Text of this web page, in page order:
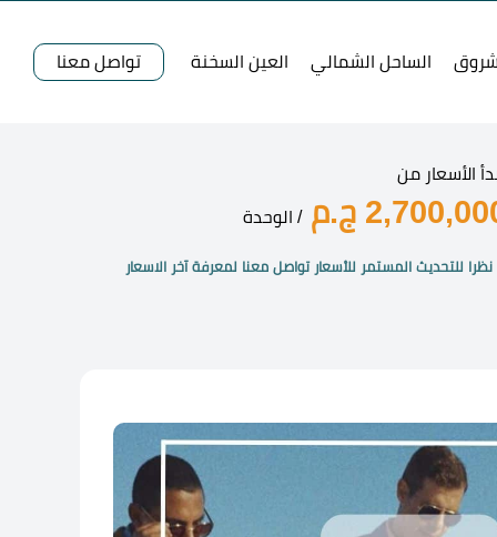
الساحل الشمالي العين السخنة تواصل معنا
الأسعار من
ج.م / الوحدة
نظرا للتحديث المستمر للأسعار تواصل معنا لمعرفة آخر الاسعار